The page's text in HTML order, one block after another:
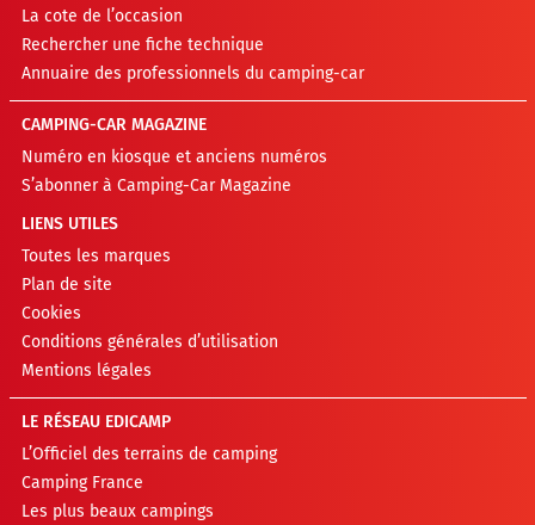
La cote de l’occasion
Rechercher une fiche technique
Annuaire des professionnels du camping-car
CAMPING-CAR MAGAZINE
Numéro en kiosque et anciens numéros
S’abonner à Camping-Car Magazine
LIENS UTILES
Toutes les marques
Plan de site
Cookies
Conditions générales d’utilisation
Mentions légales
LE RÉSEAU EDICAMP
L’Officiel des terrains de camping
Camping France
Les plus beaux campings